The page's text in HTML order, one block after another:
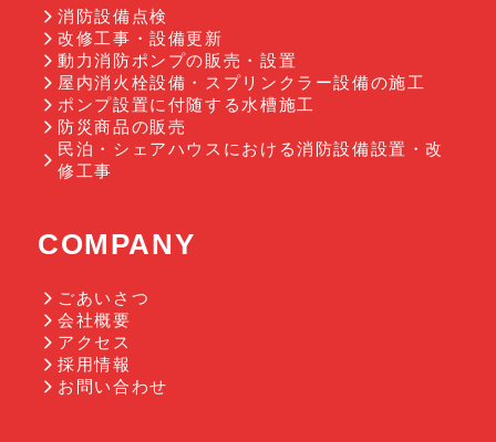
消防設備点検
改修工事・設備更新
動力消防ポンプの販売・設置
屋内消火栓設備・スプリンクラー設備の施工
ポンプ設置に付随する水槽施工
防災商品の販売
民泊・シェアハウスにおける消防設備設置・改
修工事
COMPANY
ごあいさつ
会社概要
アクセス
採用情報
お問い合わせ